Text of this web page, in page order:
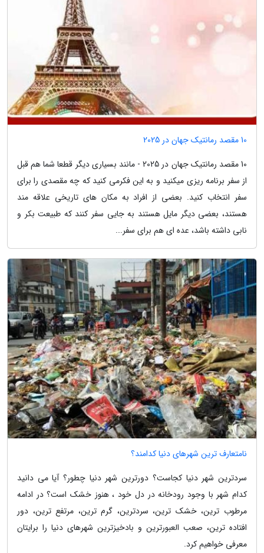
10 مقصد رمانتیک جهان در 2025
10 مقصد رمانتیک جهان در 2025 - مانند بسیاری دیگر قطعا شما هم قبل
از سفر برنامه ریزی میکنید و به این فکرمی کنید که چه مقصدی را برای
سفر انتخاب کنید. بعضی از افراد به مکان های تاریخی علاقه مند
هستند، بعضی دیگر مایل هستند به جایی سفر کنند که طبیعت بکر و
نابی داشته باشد، عده ای هم برای سفر...
نامتعارف ترین شهرهای دنیا کدامند؟
سردترین شهر دنیا کجاست؟ دورترین شهر دنیا چطور؟ آیا می دانید
کدام شهر با وجود رودخانه در دل خود ، هنوز خشک است؟ در ادامه
مرطوب ترین، خشک ترین، سردترین، گرم ترین، مرتفع ترین، دور
افتاده ترین، صعب العبورترین و بادخیزترین شهرهای دنیا را برایتان
معرفی خواهیم کرد.